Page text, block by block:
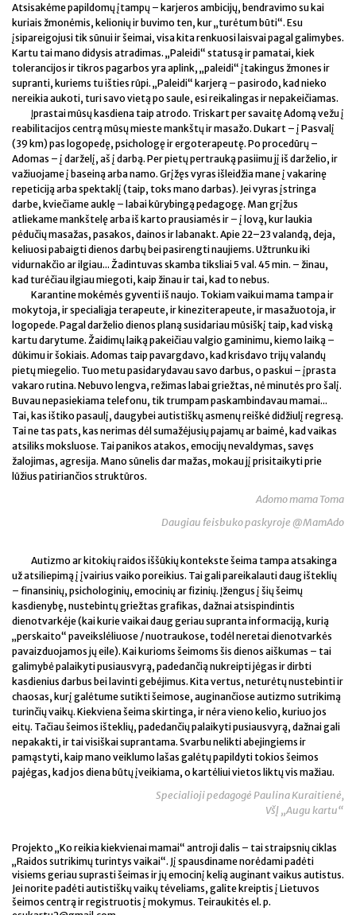
Atsisakėme papildomų įtampų – karjeros ambicijų, bendravimo su kai
kuriais žmonėmis, kelionių ir buvimo ten, kur „turėtum būti“. Esu
įsipareigojusi tik sūnui ir šeimai, visa kita renkuosi laisvai pagal galimybes.
Kartu tai mano didysis atradimas. „Paleidi“ statusą ir pamatai, kiek
tolerancijos ir tikros pagarbos yra aplink, „paleidi“ įtakingus žmones ir
supranti, kuriems tu išties rūpi. „Paleidi“ karjerą – pasirodo, kad nieko
nereikia aukoti, turi savo vietą po saule, esi reikalingas ir nepakeičiamas.
Įprastai mūsų kasdiena taip atrodo. Triskart per savaitę Adomą vežu į
reabilitacijos centrą mūsų mieste mankštų ir masažo. Dukart – į Pasvalį
(39 km) pas logopedę, psichologę ir ergoterapeutę. Po procedūrų –
Adomas – į darželį, aš į darbą. Per pietų pertrauką pasiimu jį iš darželio, ir
važiuojame į baseiną arba namo. Grįžęs vyras išleidžia mane į vakarinę
repeticiją arba spektaklį (taip, toks mano darbas). Jei vyras įstringa
darbe, kviečiame auklę – labai kūrybingą pedagogę. Man grįžus
atliekame mankštelę arba iš karto prausiamės ir – į lovą, kur laukia
pėdučių masažas, pasakos, dainos ir labanakt. Apie 22–23 valandą, deja,
keliuosi pabaigti dienos darbų bei pasirengti naujiems. Užtrunku iki
vidurnakčio ar ilgiau... Žadintuvas skamba tiksliai 5 val. 45 min. – žinau,
kad turėčiau ilgiau miegoti, kaip žinau ir tai, kad to nebus.
Karantine mokėmės gyventi iš naujo. Tokiam vaikui mama tampa ir
mokytoja, ir specialiąja terapeute, ir kineziterapeute, ir masažuotoja, ir
logopede. Pagal darželio dienos planą susidariau mūsiškį taip, kad viską
kartu darytume. Žaidimų laiką pakeičiau valgio gaminimu, kiemo laiką –
dūkimu ir šokiais. Adomas taip pavargdavo, kad krisdavo trijų valandų
pietų miegelio. Tuo metu pasidarydavau savo darbus, o paskui – įprasta
vakaro rutina. Nebuvo lengva, režimas labai griežtas, nė minutės pro šalį.
Buvau nepasiekiama telefonu, tik trumpam paskambindavau mamai...
Tai, kas ištiko pasaulį, daugybei autistiškų asmenų reiškė didžiulį regresą.
Tai ne tas pats, kas nerimas dėl sumažėjusių pajamų ar baimė, kad vaikas
atsiliks moksluose. Tai panikos atakos, emocijų nevaldymas, savęs
žalojimas, agresija. Mano sūnelis dar mažas, mokau jį prisitaikyti prie
lūžius patiriančios struktūros.
Adomo mama Toma
Daugiau feisbuko paskyroje @MamAdo
Autizmo ar kitokių raidos iššūkių kontekste šeima tampa atsakinga
už atsiliepimą į įvairius vaiko poreikius. Tai gali pareikalauti daug išteklių
– finansinių, psichologinių, emocinių ar fizinių. Įžengus į šių šeimų
kasdienybę, nustebintų griežtas grafikas, dažnai atsispindintis
dienotvarkėje (kai kurie vaikai daug geriau supranta informaciją, kurią
„perskaito“ paveikslėliuose / nuotraukose, todėl neretai dienotvarkės
pavaizduojamos jų eile). Kai kurioms šeimoms šis dienos aiškumas – tai
galimybė palaikyti pusiausvyrą, padedančią nukreipti jėgas ir dirbti
kasdienius darbus bei lavinti gebėjimus. Kita vertus, neturėtų nustebinti ir
chaosas, kurį galėtume sutikti šeimose, auginančiose autizmo sutrikimą
turinčių vaikų. Kiekviena šeima skirtinga, ir nėra vieno kelio, kuriuo jos
eitų. Tačiau šeimos išteklių, padedančių palaikyti pusiausvyrą, dažnai gali
nepakakti, ir tai visiškai suprantama. Svarbu nelikti abejingiems ir
pamąstyti, kaip mano veiklumo lašas galėtų papildyti tokios šeimos
pajėgas, kad jos diena būtų įveikiama, o kartėliui vietos liktų vis mažiau.
Specialioji pedagogė Paulina Kuraitienė,
VšĮ „Augu kartu“
Projekto „Ko reikia kiekvienai mamai“ antroji dalis – tai straipsnių ciklas
„Raidos sutrikimų turintys vaikai“. Jį spausdiname norėdami padėti
visiems geriau suprasti šeimas ir jų emocinį kelią auginant vaikus autistus.
Jei norite padėti autistiškų vaikų tėveliams, galite kreiptis į Lietuvos
šeimos centrą ir registruotis į mokymus. Teiraukitės el. p.